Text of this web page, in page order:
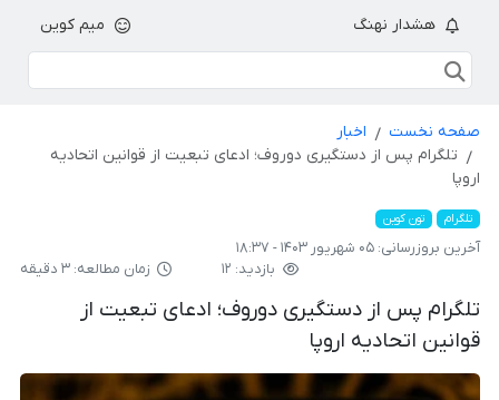
هشدار نهنگ
میم کوین
صفحه نخست
اخبار
تلگرام پس از دستگیری دوروف؛ ادعای تبعیت از قوانین اتحادیه
اروپا
تلگرام تون کوین
آخرین بروزرسانی:۰۵ شهریور ۱۴۰۳ - ۱۸:۳۷
بازدید: ۱۲
زمان مطالعه: ۳ دقیقه
تلگرام پس از دستگیری دوروف؛ ادعای تبعیت از
قوانین اتحادیه اروپا